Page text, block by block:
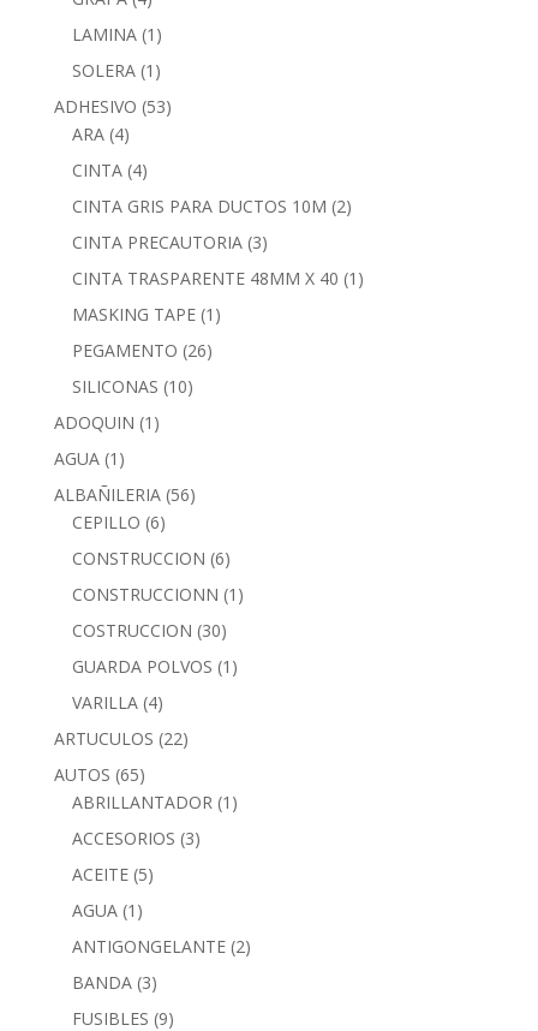
LAMINA (1)
SOLERA (1)
ADHESIVO (53)
ARA (4)
CINTA (4)
CINTA GRIS PARA DUCTOS 10M (2)
CINTA PRECAUTORIA (3)
CINTA TRASPARENTE 48MM X 40 (1)
MASKING TAPE (1)
PEGAMENTO (26)
SILICONAS (10)
ADOQUIN (1)
AGUA (1)
ALBAÑILERIA (56)
CEPILLO (6)
CONSTRUCCION (6)
CONSTRUCCIONN (1)
COSTRUCCION (30)
GUARDA POLVOS (1)
VARILLA (4)
ARTUCULOS (22)
AUTOS (65)
ABRILLANTADOR (1)
ACCESORIOS (3)
ACEITE (5)
AGUA (1)
ANTIGONGELANTE (2)
BANDA (3)
FUSIBLES (9)